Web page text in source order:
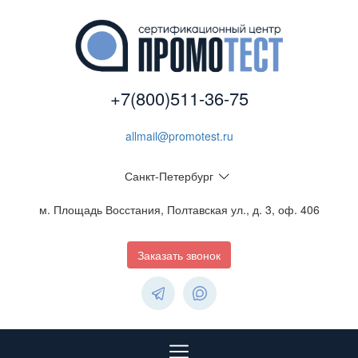
+7(800)511-36-75
allmail@promotest.ru
Санкт-Петербург
м. Площадь Восстания, Полтавская ул., д. 3, оф. 406
Заказать звонок